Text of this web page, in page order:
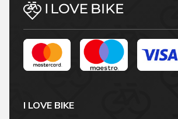
I LOVE BIKE